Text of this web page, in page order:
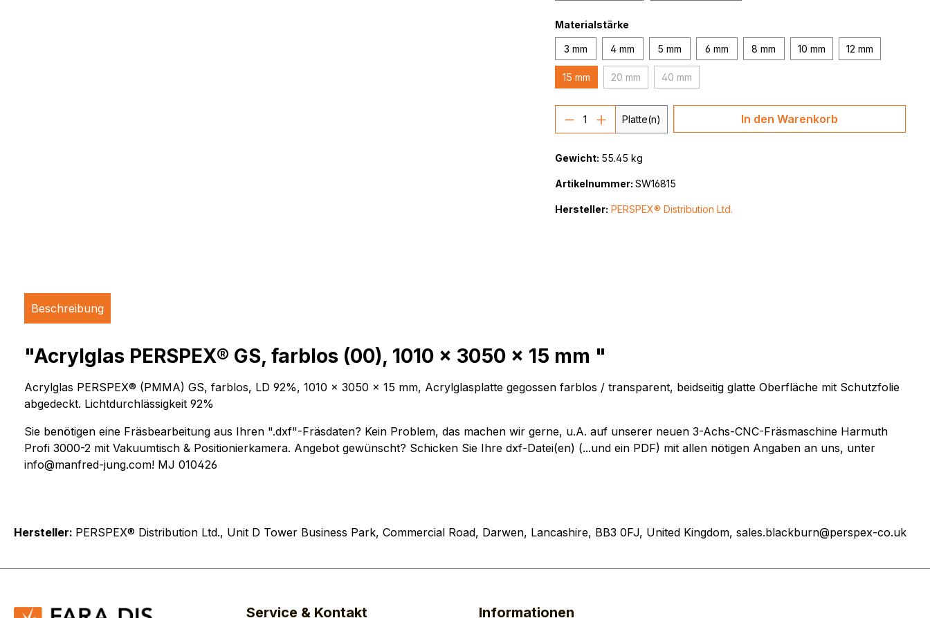
Materialstärke
3 mm 4 mm 5 mm 6 mm 8 mm 10 mm 12 mm
15 mm 20 mm(Diese Option ist zurzeit nicht verfügbar.)
40 mm(Diese Option ist zurzeit nicht verfügbar.)
Produkt Anzahl: Gib den gewünschten Wert
Platte(n) In den Warenkorb
Gewicht: 55.45 kg
Artikelnummer: SW16815
Hersteller: PERSPEX® Distribution Ltd.
Beschreibung
"Acrylglas PERSPEX® GS, farblos (00), 1010 x 3050 x 15 mm "
Acrylglas PERSPEX® (PMMA) GS, farblos, LD 92%, 1010 x 3050 x 15 mm, Acrylglasplatte gegossen farblos / transparent, beidseitig glatte Oberfläche mit Schutzfolie
abgedeckt. Lichtdurchlässigkeit 92%
Sie benötigen eine Fräsbearbeitung aus Ihren ".dxf"-Fräsdaten? Kein Problem, das machen wir gerne, u.A. auf unserer neuen 3-Achs-CNC-Fräsmaschine Harmuth
Profi 3000-2 mit Vakuumtisch & Positionierkamera. Angebot gewünscht? Schicken Sie Ihre dxf-Datei(en) (...und ein PDF) mit allen nötigen Angaben an uns, unter
info@manfred-jung.com! MJ 010426
Hersteller: PERSPEX® Distribution Ltd., Unit D Tower Business Park, Commercial Road, Darwen, Lancashire, BB3 0FJ, United Kingdom, sales.blackburn@perspex-co.uk
Service & Kontakt Informationen